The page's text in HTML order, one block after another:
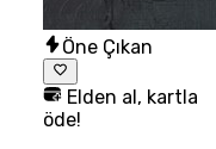
Öne Çıkan
Elden al, kartla
öde!